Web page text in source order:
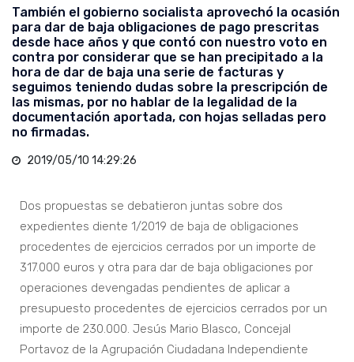
También el gobierno socialista aprovechó la ocasión
para dar de baja obligaciones de pago prescritas
desde hace años y que contó con nuestro voto en
contra por considerar que se han precipitado a la
hora de dar de baja una serie de facturas y
seguimos teniendo dudas sobre la prescripción de
las mismas, por no hablar de la legalidad de la
documentación aportada, con hojas selladas pero
no firmadas.
2019/05/10 14:29:26
Dos propuestas se debatieron juntas sobre dos
expedientes diente 1/2019 de baja de obligaciones
procedentes de ejercicios cerrados por un importe de
317.000 euros y otra para dar de baja obligaciones por
operaciones devengadas pendientes de aplicar a
presupuesto procedentes de ejercicios cerrados por un
importe de 230.000. Jesús Mario Blasco, Concejal
Portavoz de la Agrupación Ciudadana Independiente